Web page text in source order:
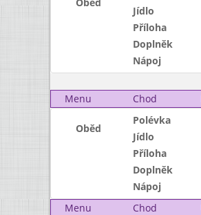
Jídlo
Příloha
Doplněk
Nápoj
Menu
Chod
Oběd
Polévka
Jídlo
Příloha
Doplněk
Nápoj
Menu
Chod